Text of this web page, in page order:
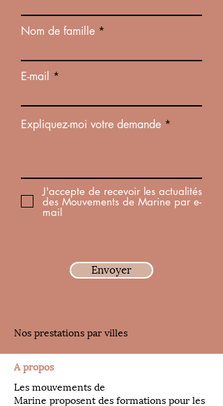
Nom de famille
E-mail
Expliquez-moi votre demande
J'accepte de recevoir les actualités
des Mouvements de Marine par e-
mail
Envoyer
Nos prestations par villes
A propos
Les mouvements de
Marine proposent des formations pour les